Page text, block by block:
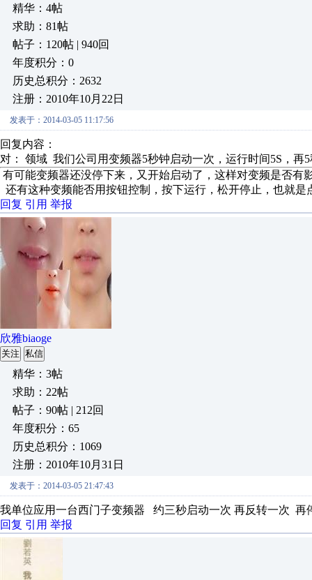
精华：4帖
求助：81帖
帖子：120帖 | 940回
年度积分：0
历史总积分：2632
注册：2010年10月22日
发表于：2014-03-05 11:17:56
回复内容：
对： 领域 我们公司用变频器5秒钟启动一次，运行时间5S，再
有可能变频器还没停下来，又开始启动了，这样对变频是否有
还有这种变频能否用按钮控制，按下运行，松开停止，也就是
回复 引用 举报
欣雅biaoge
关注 私信
精华：3帖
求助：22帖
帖子：90帖 | 212回
年度积分：65
历史总积分：1069
注册：2010年10月31日
发表于：2014-03-05 21:47:43
我单位应用一台西门子变频器 约三秒启动一次 再反转一次
回复 引用 举报